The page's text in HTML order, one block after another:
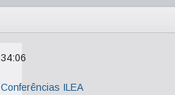
34:06
Conferências ILEA